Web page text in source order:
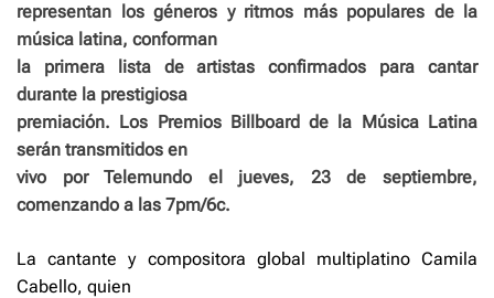
representan los géneros y ritmos más populares de la
música latina, conforman
la primera lista de artistas confirmados para cantar
durante la prestigiosa
premiación. Los Premios Billboard de la Música Latina
serán transmitidos en
vivo por Telemundo el jueves, 23 de septiembre,
comenzando a las 7pm/6c.
La cantante y compositora global multiplatino Camila
Cabello, quien